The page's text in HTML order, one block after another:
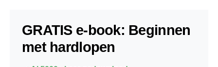
GRATIS e-book: Beginnen
met hardlopen